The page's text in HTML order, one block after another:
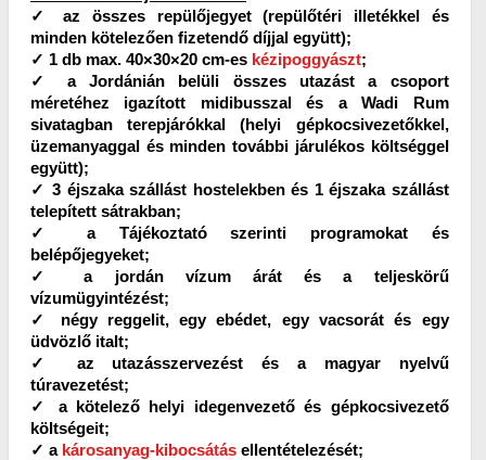
✓ az összes repülőjegyet (repülőtéri illetékkel és
minden kötelezően fizetendő díjjal együtt);
✓ 1 db max. 40×30×20 cm-es kézipoggyászt;
✓ a Jordánián belüli összes utazást a csoport
méretéhez igazított midibusszal és a Wadi Rum
sivatagban terepjárókkal (helyi gépkocsivezetőkkel,
üzemanyaggal és minden további járulékos költséggel
együtt);
✓ 3 éjszaka szállást hostelekben és 1 éjszaka szállást
telepített sátrakban;
✓ a Tájékoztató szerinti programokat és
belépőjegyeket;
✓ a jordán vízum árát és a teljeskörű
vízumügyintézést;
✓ négy reggelit, egy ebédet, egy vacsorát és egy
üdvözlő italt;
✓ az utazásszervezést és a magyar nyelvű
túravezetést;
✓ a kötelező helyi idegenvezető és gépkocsivezető
költségeit;
✓ a károsanyag-kibocsátás ellentételezését;